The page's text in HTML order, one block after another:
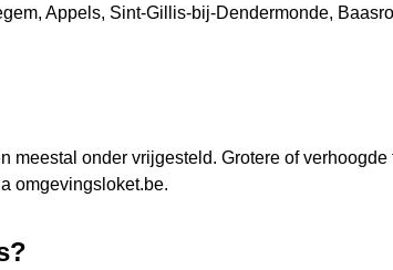
Appels, Sint-Gillis-bij-Dendermonde,
meestal onder vrijgesteld. Grotere of
omgevingsloket.be.